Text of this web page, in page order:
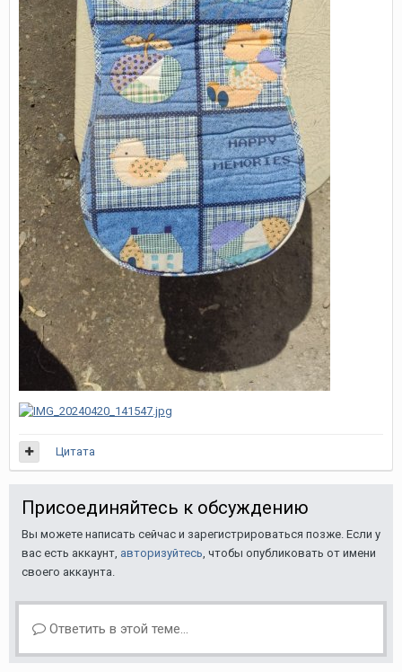
Цитата
Присоединяйтесь к обсуждению
Вы можете написать сейчас и зарегистрироваться позже. Если у
вас есть аккаунт, авторизуйтесь, чтобы опубликовать от имени
своего аккаунта.
Ответить в этой теме...